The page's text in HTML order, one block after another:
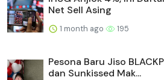
Net Sell Asing
1 month ago 195
Pesona Baru Jiso
dan Sunkissed Mak...